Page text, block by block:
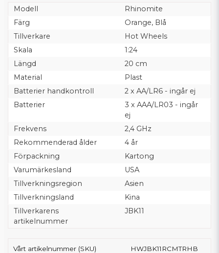
Modell
Rhinomite
Färg
Orange, Blå
Tillverkare
Hot Wheels
Skala
1:24
Längd
20 cm
Material
Plast
Batterier handkontroll
2 x AA/LR6 - ingår ej
Batterier
3 x AAA/LR03 - ingår
ej
Frekvens
2,4 GHz
Rekommenderad ålder
4 år
Förpackning
Kartong
Varumärkesland
USA
Tillverkningsregion
Asien
Tillverkningsland
Kina
Tillverkarens
artikelnummer
JBK11
Vårt artikelnummer (SKU) HWJBK11RCMTRHB